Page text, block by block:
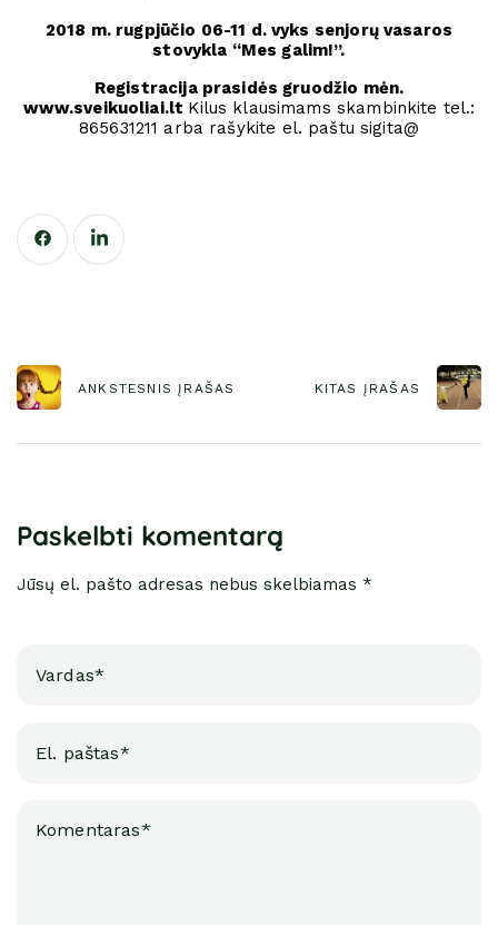
2018 m. rugpjūčio 06-11 d. vyks senjorų vasaros
stovykla “Mes galim!”.
Registracija prasidės gruodžio mėn.
www.sveikuoliai.lt Kilus klausimams skambinkite tel.:
865631211 arba rašykite el. paštu sigita@
ANKSTESNIS ĮRAŠAS KITAS ĮRAŠAS
Paskelbti komentarą
Jūsų el. pašto adresas nebus skelbiamas *